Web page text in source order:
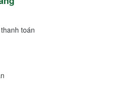
toán